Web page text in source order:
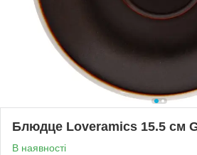
Блюдце Loveramics 15.5 см
В наявності